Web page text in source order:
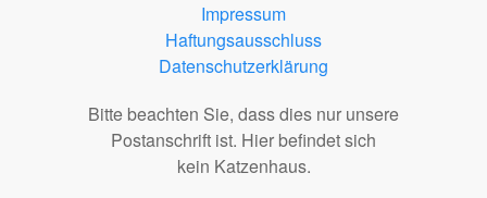
Impressum
Haftungsausschluss
Datenschutzerklärung
Bitte beachten Sie, dass dies nur unsere
Postanschrift ist. Hier befindet sich
kein Katzenhaus.